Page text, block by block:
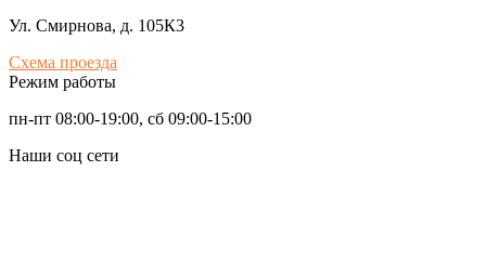
Ул. Смирнова, д. 105К3
Схема проезда
Режим работы
пн-пт 08:00-19:00, сб 09:00-15:00
Наши соц сети